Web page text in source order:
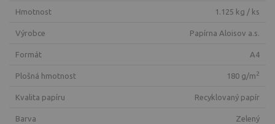
Hmotnost 1.125 kg / ks
Výrobce Papírna Aloisov a.s.
Formát A4
Plošná hmotnost 180 g/m2
Kvalita papíru recyklovaný papír
Barva zelený